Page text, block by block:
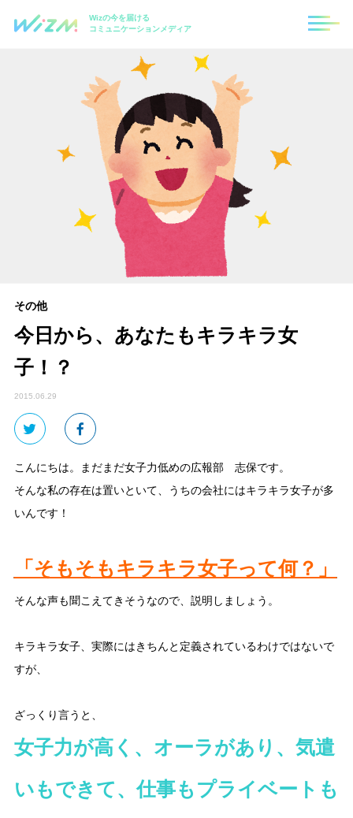
Wizの今を届ける
コミュニケーションメディア
その他
今日から、あなたもキラキラ女
子！？
2015.06.29
こんにちは。まだまだ女子力低めの広報部 志保です。
そんな私の存在は置いといて、うちの会社にはキラキラ女子が多
いんです！
「そもそもキラキラ女子って何？」
そんな声も聞こえてきそうなので、説明しましょう。
キラキラ女子、実際にはきちんと定義されているわけではないで
すが、
ざっくり言うと、
女子力が高く、オーラがあり、気遣
いもできて、仕事もプライベートも